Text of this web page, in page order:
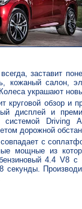
заставит
кожаный салон,
украшают
круговой обзор и
дисплей и
Driving
дорожной
с
мощные из
4.4 V8
секунды.